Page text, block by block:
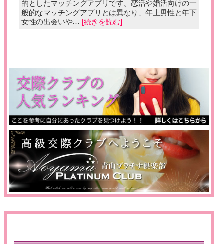
的としたマッチングアプリです。恋活や婚活向けの一
般的なマッチングアプリとは異なり、年上男性と年下
女性の出会いや… [続きを読む]